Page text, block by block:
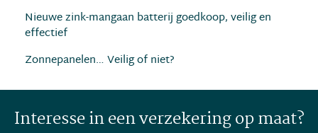
Nieuwe zink-mangaan batterij goedkoop, veilig en
effectief
Zonnepanelen… Veilig of niet?
Interesse in een verzekering op maat?